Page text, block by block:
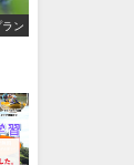
ラン